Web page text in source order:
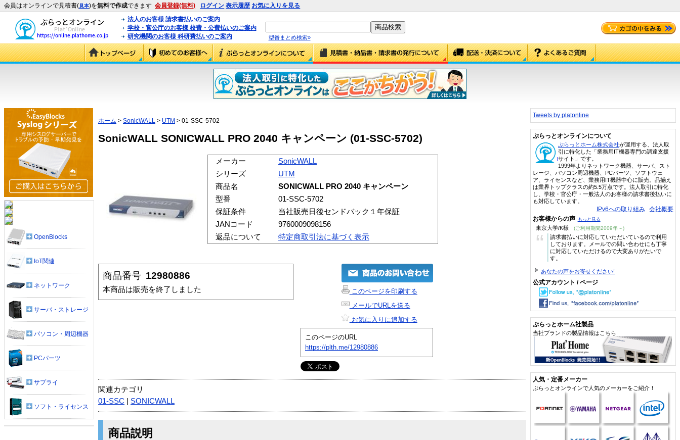
会員はオンラインで見積書(見本)を無料で作成できます 会員登録(無料) ログイン 表示履歴 お気に入りを見る
法人のお客様 請求書払いのご案内
学校・官公庁のお客様 校費・公費払いのご案内
研究機関のお客様 科研費払いのご案内
型番まとめ検索»
ホーム > SonicWALL > UTM > 01-SSC-5702
SonicWALL SONICWALL PRO 2040 キャンペーン (01-SSC-5702)
メーカー
SonicWALL
シリーズ
UTM
商品名
SONICWALL PRO 2040 キャンペーン
型番
01-SSC-5702
保証条件
当社販売日後センドバック１年保証
JANコード
9760009098156
返品について
特定商取引法に基づく表示
商品番号 12980886
本商品は販売を終了しました
このページを印刷する
メールでURLを送る
お気に入りに追加する
このページのURL
https://plth.me/12980886
関連カテゴリ
01-SSC
SONICWALL
商品説明
OpenBlocks
IoT関連
ネットワーク
サーバ・ストレージ
パソコン・周辺機器
PCパーツ
サプライ
ソフト・ライセンス
Tweets by platonline
ぷらっとオンラインについて
ぷらっとホーム株式会社が運用する、法人取
引に特化した「業務用IT機器専門の調達支援
サイト」です。
1999年よりネットワーク機器、サーバ、スト
レージ、パソコン周辺機器、PCパーツ、ソフトウェ
ア、ライセンスなど、業務用IT機器中心に販売。品揃え
は業界トップクラスの約5.5万点です。法人取引に特化
し、学校・官公庁・一般法人のお客様の請求書後払いに
も対応しています。
IPv6への取り組み 会社概要
お客様からの声 もっと見る
東京大学/K様 (ご利用期間2009年～)
“
請求書払いに対応していただいているので利用
しております。メールでの問い合わせにも丁寧
に対応していただけるので大変ありがたいで
す。
あなたの声をお寄せください!
公式アカウント / ページ
ぷらっとホーム社製品
当社ブランドの製品情報はこちら
人気・定番メーカー
ぷらっとオンラインで人気のメーカーをご紹介！